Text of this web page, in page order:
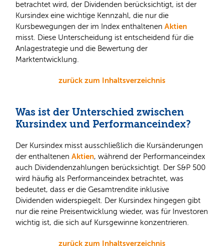
betrachtet wird, der Dividenden berücksichtigt, ist der
Kursindex eine wichtige Kennzahl, die nur die
Kursbewegungen der im Index enthaltenen Aktien
misst. Diese Unterscheidung ist entscheidend für die
Anlagestrategie und die Bewertung der
Marktentwicklung.
zurück zum Inhaltsverzeichnis
Was ist der Unterschied zwischen
Kursindex und Performanceindex?
Der Kursindex misst ausschließlich die Kursänderungen
der enthaltenen Aktien, während der Performanceindex
auch Dividendenzahlungen berücksichtigt. Der S&P 500
wird häufig als Performanceindex betrachtet, was
bedeutet, dass er die Gesamtrendite inklusive
Dividenden widerspiegelt. Der Kursindex hingegen gibt
nur die reine Preisentwicklung wieder, was für Investoren
wichtig ist, die sich auf Kursgewinne konzentrieren.
zurück zum Inhaltsverzeichnis